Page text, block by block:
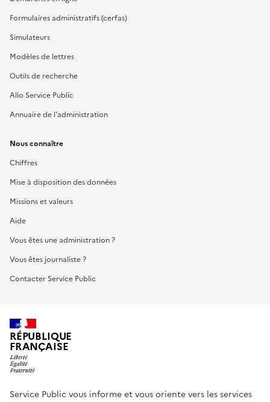
Formulaires administratifs (cerfas)
Simulateurs
Modèles de lettres
Outils de recherche
Allo Service Public
Annuaire de l'administration
Nous connaître
Chiffres
Mise à disposition des données
Missions et valeurs
Aide
Vous êtes une administration ?
Vous êtes journaliste ?
Contacter Service Public
RÉPUBLIQUE
FRANÇAISE
Service Public vous informe et vous oriente vers les services